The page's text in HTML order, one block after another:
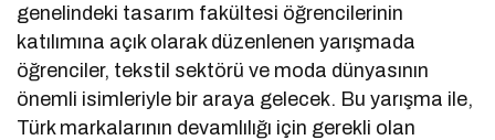
genelindeki tasarım fakültesi öğrencilerinin
katılımına açık olarak düzenlenen yarışmada
öğrenciler, tekstil sektörü ve moda dünyasının
önemli isimleriyle bir araya gelecek. Bu yarışma ile,
Türk markalarının devamlılığı için gerekli olan